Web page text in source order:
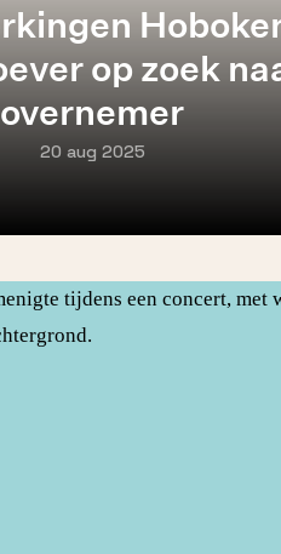
op zoek
overnemer
20 aug 2025